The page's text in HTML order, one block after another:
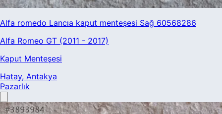
Alfa romedo Lancıa kaput menteşesi Sağ 60568286
Alfa Romeo GT (2011 - 2017)
Kaput Menteşesi
Hatay, Antakya
Pazarlık